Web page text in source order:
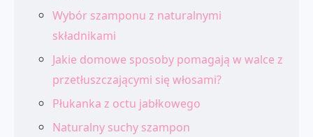
Wybór szamponu z naturalnymi
składnikami
Jakie domowe sposoby pomagają w walce z
przetłuszczającymi się włosami?
Płukanka z octu jabłkowego
Naturalny suchy szampon